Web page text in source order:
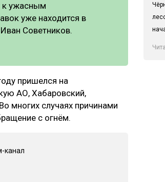
к ужасным
уже находится в
Советников.
пришелся на
АО, Хабаровский,
многих случаях причинами
с огнём.
канал